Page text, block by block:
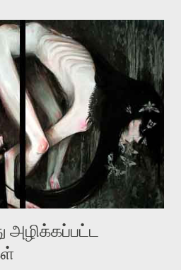
பதிவு செய்கிறார். உயிர்மை
எதிராக எழுத்தாளர்களை ஏவி
வெளிப்படுத்தியபடி
பாதுகாப்பின்மை மனநிலையில் உள்ளார்.
இல்லை என்றாலும்
அச்சுறுத்தலுக்கு உள்ளாகி
கூட இதன் வெளிப்பாடு தான்”.
வீரராக வரும் சில்வெஸ்டர்
அழிக்கப்பட்ட